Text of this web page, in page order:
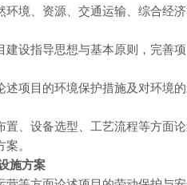
境、资源、交通运输、综合经
设指导思想与基本原则，完善
项目的环境保护措施及对环境的
置、设备选型、工艺流程等方面
。
施方案